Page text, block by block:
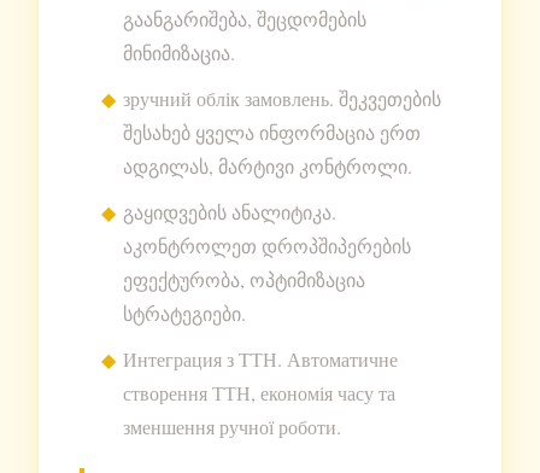
გაანგარიშება, შეცდომების
მინიმიზაცია.
зручний облік замовлень. შეკვეთების
შესახებ ყველა ინფორმაცია ერთ
ადგილას, მარტივი კონტროლი.
გაყიდვების ანალიტიკა.
აკონტროლეთ დროპშიპერების
ეფექტურობა, ოპტიმიზაცია
სტრატეგიები.
Интеграция з ТТН. Автоматичне
створення ТТН, економія часу та
зменшення ручної роботи.